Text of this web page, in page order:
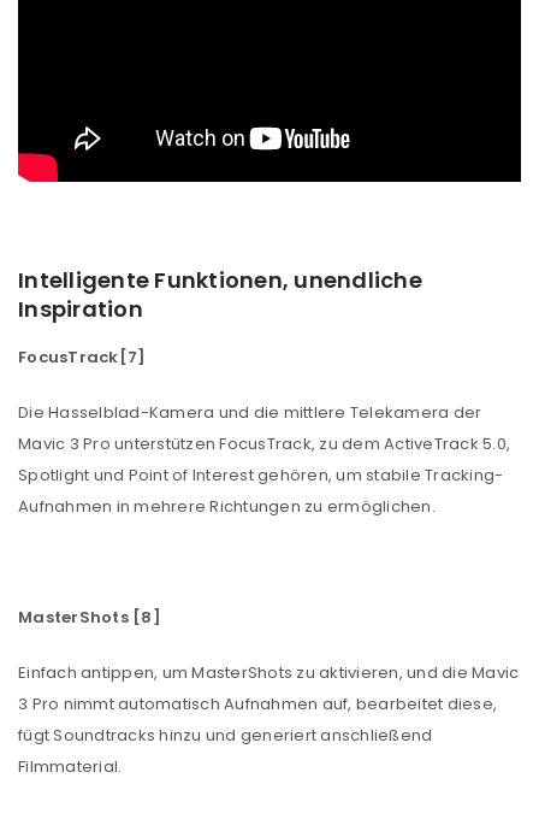
Angemeldet bleiben
ANMELDEN
PASSWORT VERGESSEN?
REGISTRIEREN
E-Mail-Adresse*
Ein Link zum Erstellen eines neuen Passworts wird an
NEWSLETTER ABONNIEREN
Intelligente Funktionen, unendliche
Inspiration
FocusTrack[7]
Die Hasselblad-Kamera und die mittlere Telekamera der
Mavic 3 Pro unterstützen FocusTrack, zu dem ActiveTrack 5.0,
Spotlight und Point of Interest gehören, um stabile Tracking-
Aufnahmen in mehrere Richtungen zu ermöglichen.
MasterShots [8]
Einfach antippen, um MasterShots zu aktivieren, und die Mavic
3 Pro nimmt automatisch Aufnahmen auf, bearbeitet diese,
fügt Soundtracks hinzu und generiert anschließend
Filmmaterial.